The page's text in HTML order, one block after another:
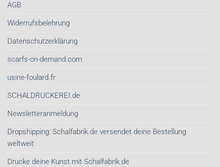
AGB
Widerrufsbelehrung
Datenschutzerklärung
scarfs-on-demand.com
usine-foulard.fr
SCHALDRUCKEREI.de
Newsletteranmeldung
Dropshipping: Schalfabrik.de versendet deine Bestellung
weltweit
Drucke deine Kunst mit Schalfabrik.de